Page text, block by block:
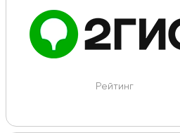
Рейтинг